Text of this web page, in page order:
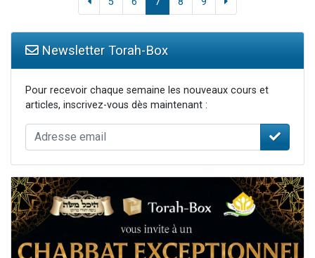
Newsletter Torah-Box
Pour recevoir chaque semaine les nouveaux cours et
articles, inscrivez-vous dès maintenant :